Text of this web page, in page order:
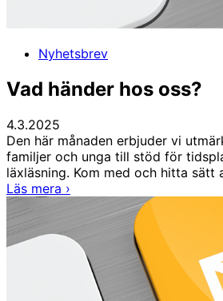
Nyhetsbrev
Vad händer hos oss?
4.3.2025
Den här månaden erbjuder vi
familjer och unga till stöd för
läxläsning. Kom med och hitta
Läs mera Vad
oss?
›